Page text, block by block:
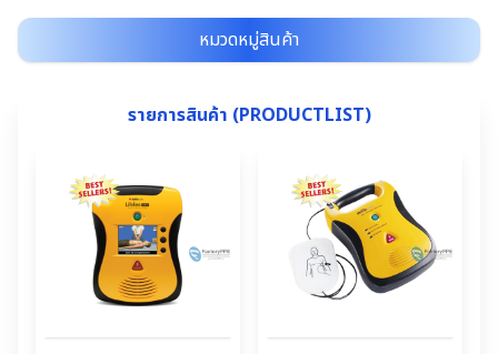
หมวดหมู่สินค้า
รายการสินค้า (PRODUCTLIST)